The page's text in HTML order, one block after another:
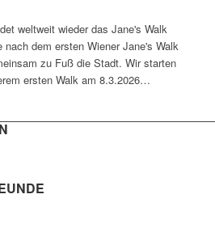
weltweit wieder das Jane's Walk
dem ersten Wiener Jane's Walk
zu Fuß die Stadt. Wir starten
ersten Walk am 8.3.2026…